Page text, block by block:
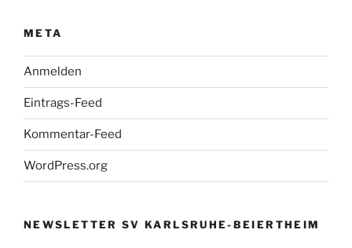
META
Anmelden
Eintrags-Feed
Kommentar-Feed
WordPress.org
NEWSLETTER SV KARLSRUHE-BEIERTHEIM